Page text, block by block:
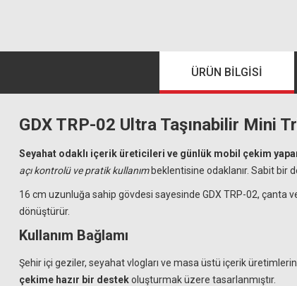
ÜRÜN BILGISI
GDX TRP-02 Ultra Taşınabilir Mini
Seyahat odaklı içerik üreticileri ve günlük mobil çekim
açı kontrolü ve pratik kullanımbeklentisine odaklanır. Sabit bir
16 cm uzunluğa sahip gövdesi sayesinde GDX TRP-02, çanta
dönüştürür.
Kullanım Bağlamı
Şehir içi geziler, seyahat vlogları ve masa üstü içerik
çekime hazır bir destekoluşturmak üzere tasarlanmıştır.